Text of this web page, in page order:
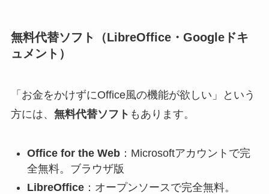
無料代替ソフト（LibreOffice・Googleドキ
ュメント）
「お金をかけずにOffice風の機能が欲しい」という
方には、 無料代替ソフト もあります。
Office for the Web：Microsoftアカウントで完
全無料。ブラウザ版
LibreOffice：オープンソースで完全無料。